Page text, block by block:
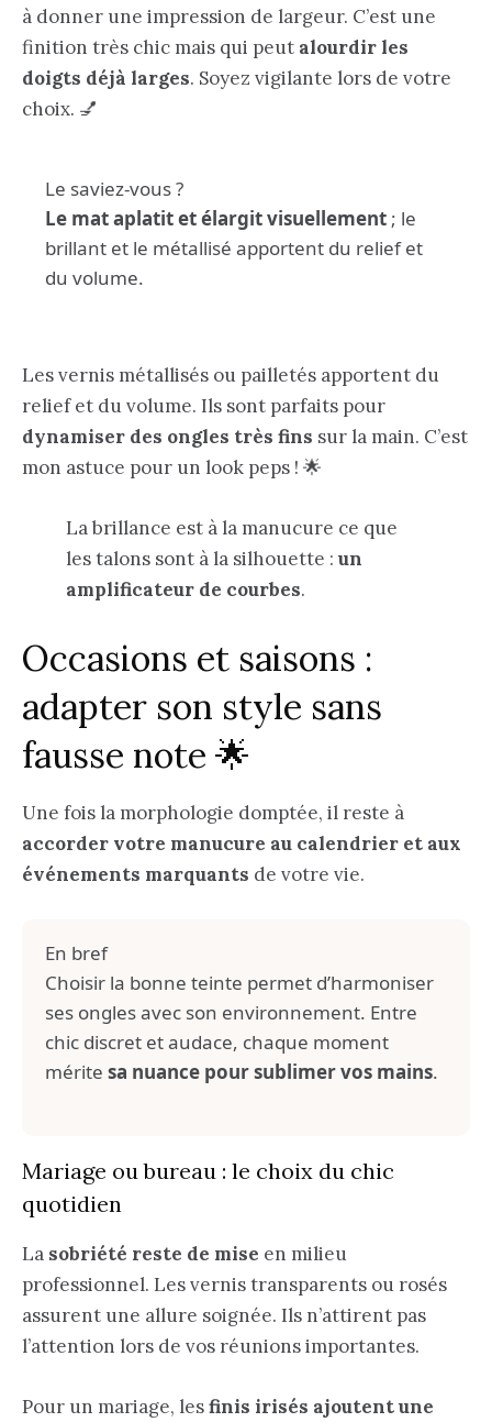
à donner une impression de largeur. C’est une
finition très chic mais qui peut alourdir les
doigts déjà larges. Soyez vigilante lors de votre
choix. 💅
Le saviez-vous ?
Le mat aplatit et élargit visuellement ; le
brillant et le métallisé apportent du relief et
du volume.
Les vernis métallisés ou pailletés apportent du
relief et du volume. Ils sont parfaits pour
dynamiser des ongles très fins sur la main. C’est
mon astuce pour un look peps ! 🌟
La brillance est à la manucure ce que
les talons sont à la silhouette :un
amplificateur de courbes.
Occasions et saisons :
adapter son style sans
fausse note 🌟
Une fois la morphologie domptée, il reste à
accorder votre manucure au calendrier et aux
événements marquants de votre vie.
En bref
Choisir la bonne teinte permet d’harmoniser
ses ongles avec son environnement. Entre
chic discret et audace, chaque moment
méritesa nuance pour sublimer vos mains.
Mariage ou bureau : le choix du chic
quotidien
La sobriété reste de mise en milieu
professionnel. Les vernis transparents ou rosés
assurent une allure soignée. Ils n’attirent pas
l’attention lors de vos réunions importantes.
Pour un mariage, lesfinis irisés ajoutent une